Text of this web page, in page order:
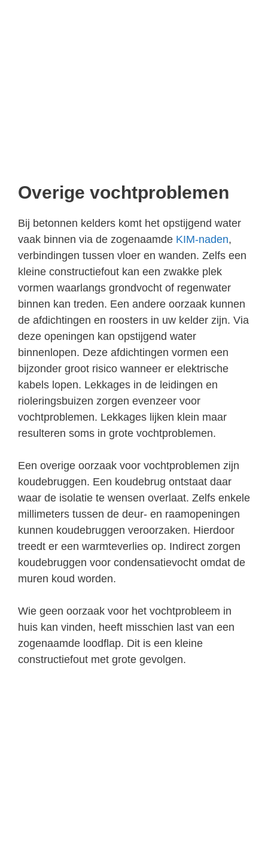
Overige vochtproblemen
Bij betonnen kelders komt het opstijgend water
vaak binnen via de zogenaamde KIM-naden,
verbindingen tussen vloer en wanden. Zelfs een
kleine constructiefout kan een zwakke plek
vormen waarlangs grondvocht of regenwater
binnen kan treden. Een andere oorzaak kunnen
de afdichtingen en roosters in uw kelder zijn. Via
deze openingen kan opstijgend water
binnenlopen. Deze afdichtingen vormen een
bijzonder groot risico wanneer er elektrische
kabels lopen. Lekkages in de leidingen en
rioleringsbuizen zorgen evenzeer voor
vochtproblemen. Lekkages lijken klein maar
resulteren soms in grote vochtproblemen.
Een overige oorzaak voor vochtproblemen zijn
koudebruggen. Een koudebrug ontstaat daar
waar de isolatie te wensen overlaat. Zelfs enkele
millimeters tussen de deur- en raamopeningen
kunnen koudebruggen veroorzaken. Hierdoor
treedt er een warmteverlies op. Indirect zorgen
koudebruggen voor condensatievocht omdat de
muren koud worden.
Wie geen oorzaak voor het vochtprobleem in
huis kan vinden, heeft misschien last van een
zogenaamde loodflap. Dit is een kleine
constructiefout met grote gevolgen.